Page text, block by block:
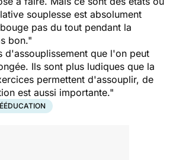
souplesse est absolument
pas du tout pendant la
bon."
d'assouplissement que l'on peut
Ils sont plus ludiques que la
permettent d'assouplir, de
est aussi importante."